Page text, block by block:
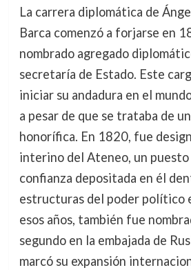
La carrera diplomática de
Barca comenzó a forjarse en
nombrado agregado
secretaría de Estado. Este
iniciar su andadura en el
a pesar de que se trataba de
honorífica. En 1820, fue
interino del Ateneo, un puesto
confianza depositada en él
estructuras del poder político
esos años, también fue
segundo en la embajada de
marcó su expansión